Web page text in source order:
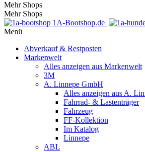
Mehr Shops
Mehr Shops
1A-Bootshop.de
Menü
Abverkauf & Restposten
Markenwelt
Alles anzeigen aus Markenwelt
3M
A. Linnepe GmbH
Alles anzeigen aus A.
Fahrrad- & Lastenträger
Fahrzeug
FF-Kollektion
Im Katalog
Linnepe
ABL